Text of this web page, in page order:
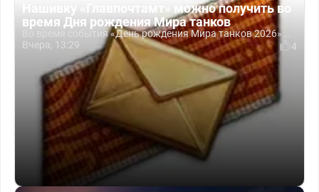
Нашивку «Главпочтамт» можно получить во
время Дня рождения Мира танков
Во время события «День рождения Мира танков 2026»...
Вчера, 13:29
4